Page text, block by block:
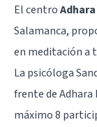
El centro
Salamanca,
en meditación a
La psicóloga
frente de Adhara
máximo 8